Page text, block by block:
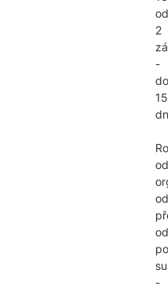
2
-
do
15
od
-